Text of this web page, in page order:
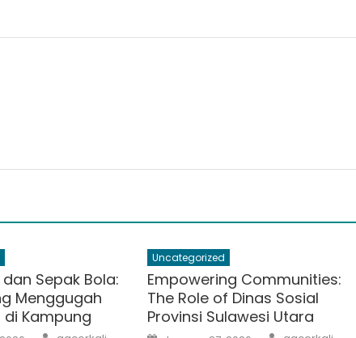
Sepak Bola:
Menggugah
Kampung
Author
Uncategorized
Empowering Communities:
The Role of Dinas Sosial
Provinsi Sulawesi Utara
Author